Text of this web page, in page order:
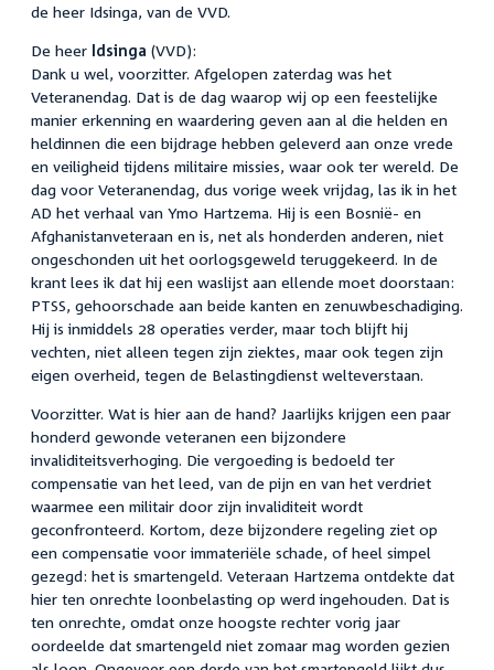
de heer Idsinga, van de VVD.
De heer Idsinga (VVD):
Dank u wel, voorzitter. Afgelopen zaterdag was het
Veteranendag. Dat is de dag waarop wij op een feestelijke
manier erkenning en waardering geven aan al die helden en
heldinnen die een bijdrage hebben geleverd aan onze vrede
en veiligheid tijdens militaire missies, waar ook ter wereld. De
dag voor Veteranendag, dus vorige week vrijdag, las ik in het
AD het verhaal van Ymo Hartzema. Hij is een Bosnië- en
Afghanistanveteraan en is, net als honderden anderen, niet
ongeschonden uit het oorlogsgeweld teruggekeerd. In de
krant lees ik dat hij een waslijst aan ellende moet doorstaan:
PTSS, gehoorschade aan beide kanten en zenuwbeschadiging.
Hij is inmiddels 28 operaties verder, maar toch blijft hij
vechten, niet alleen tegen zijn ziektes, maar ook tegen zijn
eigen overheid, tegen de Belastingdienst welteverstaan.
Voorzitter. Wat is hier aan de hand? Jaarlijks krijgen een paar
honderd gewonde veteranen een bijzondere
invaliditeitsverhoging. Die vergoeding is bedoeld ter
compensatie van het leed, van de pijn en van het verdriet
waarmee een militair door zijn invaliditeit wordt
geconfronteerd. Kortom, deze bijzondere regeling ziet op
een compensatie voor immateriële schade, of heel simpel
gezegd: het is smartengeld. Veteraan Hartzema ontdekte dat
hier ten onrechte loonbelasting op werd ingehouden. Dat is
ten onrechte, omdat onze hoogste rechter vorig jaar
oordeelde dat smartengeld niet zomaar mag worden gezien